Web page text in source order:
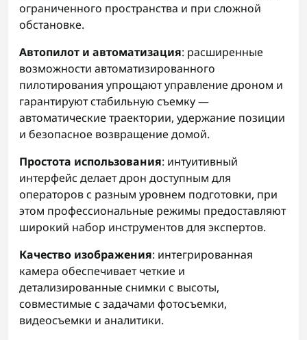
ограниченного пространства и при сложной
обстановке.
Автопилот и автоматизация: расширенные
возможности автоматизированного
пилотирования упрощают управление дроном и
гарантируют стабильную съемку —
автоматические траектории, удержание позиции
и безопасное возвращение домой.
Простота использования: интуитивный
интерфейс делает дрон доступным для
операторов с разным уровнем подготовки, при
этом профессиональные режимы предоставляют
широкий набор инструментов для экспертов.
Качество изображения: интегрированная
камера обеспечивает четкие и
детализированные снимки с высоты,
совместимые с задачами фотосъемки,
видеосъемки и аналитики.